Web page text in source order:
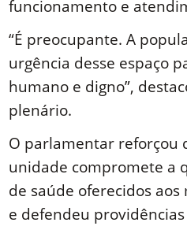
funcionamento e
“É preocupante. A
urgência desse espaço
humano e digno”,
plenário.
O parlamentar reforçou
unidade compromete a
de saúde oferecidos
e defendeu